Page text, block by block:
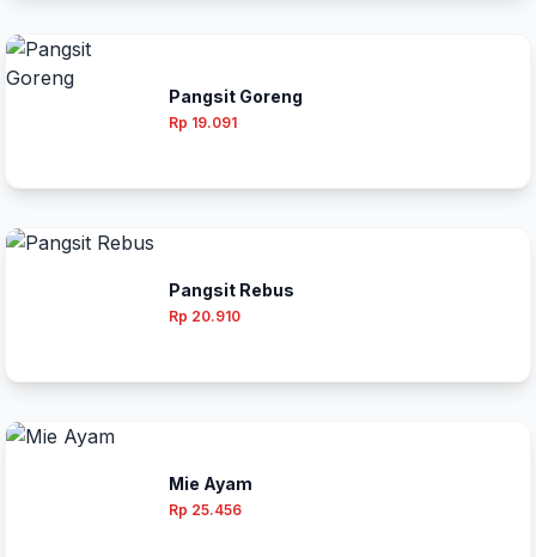
Pangsit Goreng
Rp 19.091
Pangsit Rebus
Rp 20.910
Mie Ayam
Rp 25.456